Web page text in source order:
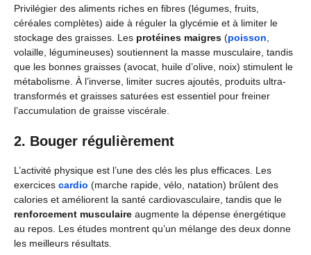
Privilégier des aliments riches en fibres (légumes, fruits,
céréales complètes) aide à réguler la glycémie et à limiter le
stockage des graisses. Les protéines maigres (poisson,
volaille, légumineuses) soutiennent la masse musculaire, tandis
que les bonnes graisses (avocat, huile d’olive, noix) stimulent le
métabolisme. À l’inverse, limiter sucres ajoutés, produits ultra-
transformés et graisses saturées est essentiel pour freiner
l’accumulation de graisse viscérale.
2. Bouger régulièrement
L’activité physique est l’une des clés les plus efficaces. Les
exercices cardio (marche rapide, vélo, natation) brûlent des
calories et améliorent la santé cardiovasculaire, tandis que le
renforcement musculaire augmente la dépense énergétique
au repos. Les études montrent qu’un mélange des deux donne
les meilleurs résultats.